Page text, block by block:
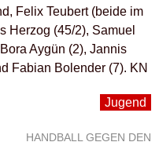
Felix Teubert (beide im
Herzog (45/2), Samuel
Aygün (2), Jannis
Fabian Bolender (7). KN
Jugend
HANDBALL GEGEN DEN